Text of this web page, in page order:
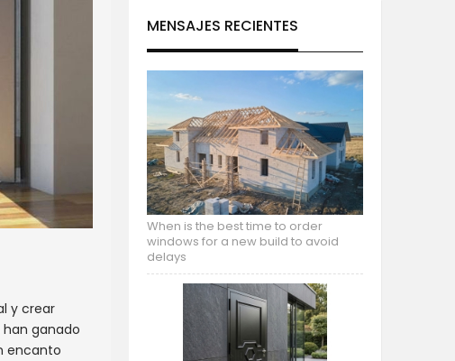
y crear
ganado
encanto
MENSAJES RECIENTES
When is the best time to order
windows for a new build to avoid
delays